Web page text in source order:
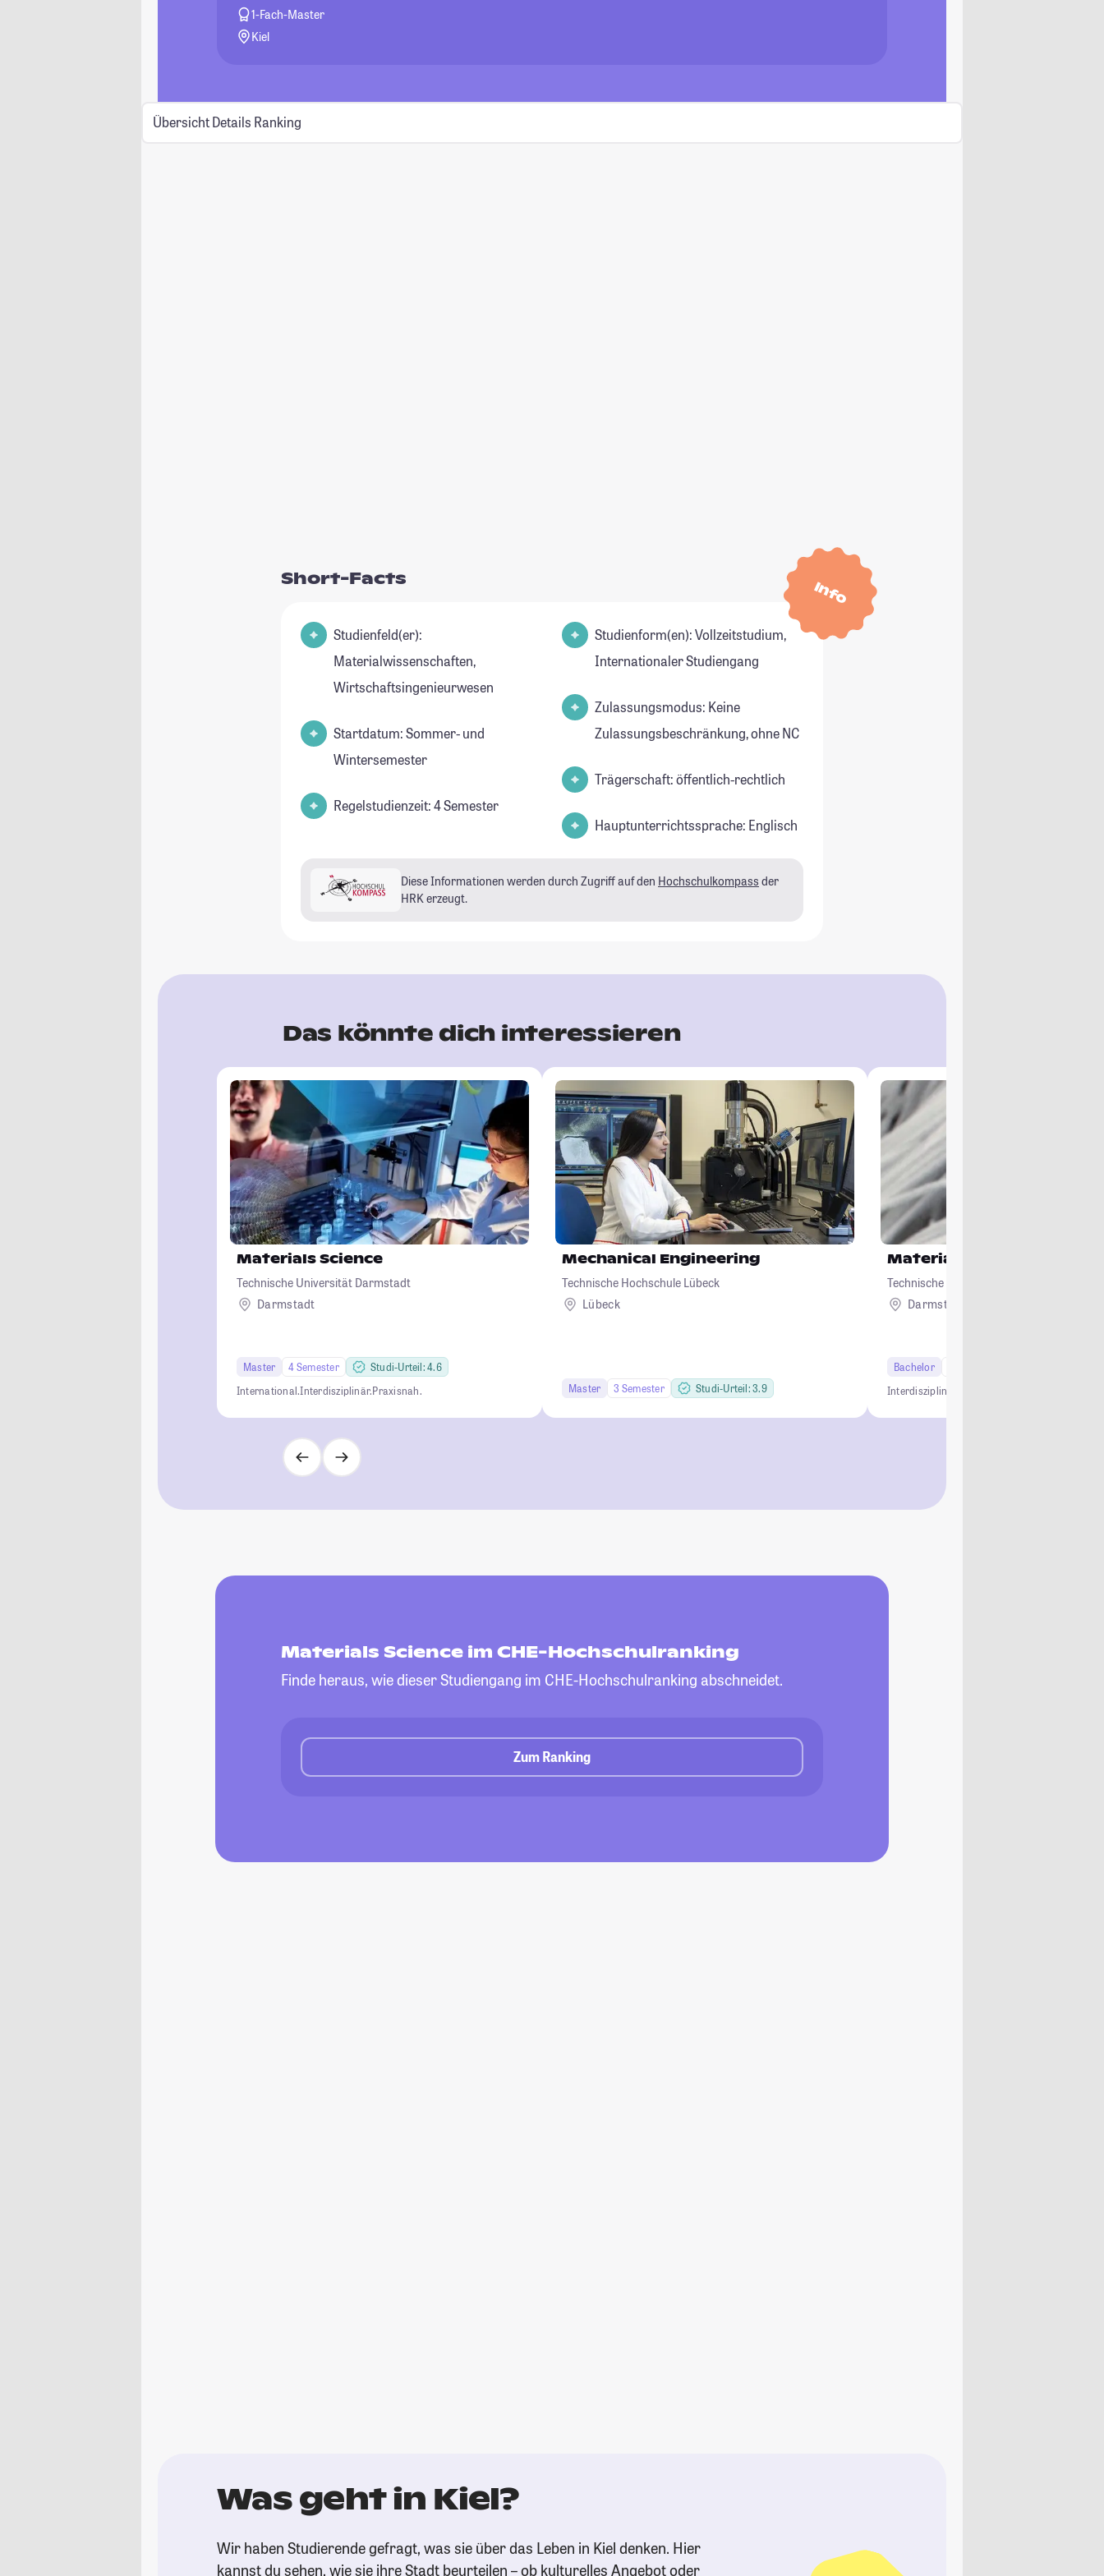
1-Fach-Master
Kiel
Übersicht Details Ranking
Info
Short-Facts
Studienfeld(er):
Materialwissenschaften,
Wirtschaftsingenieurwesen
Startdatum: Sommer- und
Wintersemester
Regelstudienzeit: 4 Semester
Studienform(en): Vollzeitstudium,
Internationaler Studiengang
Zulassungsmodus: Keine
Zulassungsbeschränkung, ohne NC
Trägerschaft: öffentlich-rechtlich
Hauptunterrichtssprache: Englisch
Diese Informationen werden durch Zugriff auf den Hochschulkompass der
HRK erzeugt.
Das könnte dich interessieren
Materials Science
Technische Universität Darmstadt
Darmstadt
Master 4 Semester
Studi-Urteil: 4.6
International.Interdisziplinär.Praxisnah.
Mechanical Engineering
Technische Hochschule Lübeck
Lübeck
Master 3 Semester Studi-Urteil: 3.9
Materialwissenschaft
Technische Universität Darmstadt
Darmstadt
Bachelor
Interdisziplinär.
Materials Science im CHE-Hochschulranking
Finde heraus, wie dieser Studiengang im CHE-Hochschulranking abschneidet.
Zum Ranking
Was geht in Kiel?
Wir haben Studierende gefragt, was sie über das Leben in Kiel denken. Hier
kannst du sehen, wie sie ihre Stadt beurteilen – ob kulturelles Angebot oder